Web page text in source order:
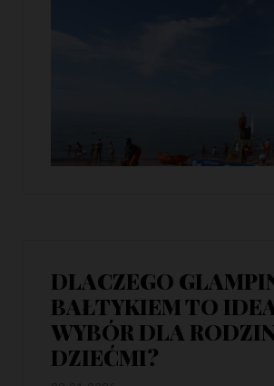
DLACZEGO
BAŁTYKIEM TO
WYBÓR DLA
DZIEĆMI?